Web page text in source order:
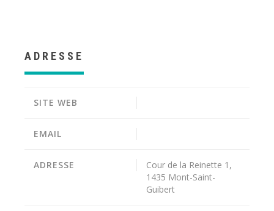
ADRESSE
SITE WEB
EMAIL
ADRESSE
Cour de la Reinette 1,
1435 Mont-Saint-
Guibert